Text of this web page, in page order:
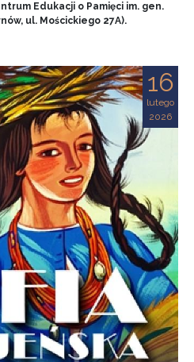
Edukacji o Pamięci im. gen.
ul. Mościckiego 27A).
16
lutego
2026